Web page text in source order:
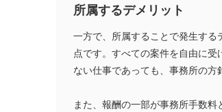
所属するデメリット
一方で、所属することで発生する
点です。すべての案件を自由に
ない仕事であっても、事務所の方
また、報酬の一部が事務所手数料